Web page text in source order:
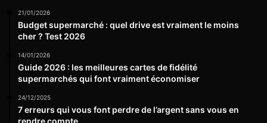
21/01/2026
Budget supermarché : quel drive est vraiment le moins
cher ? Test 2026
14/01/2026
Guide 2026 : les meilleures cartes de fidélité
supermarchés qui font vraiment économiser
24/12/2025
7 erreurs qui vous font perdre de l’argent sans vous en
rendre compte